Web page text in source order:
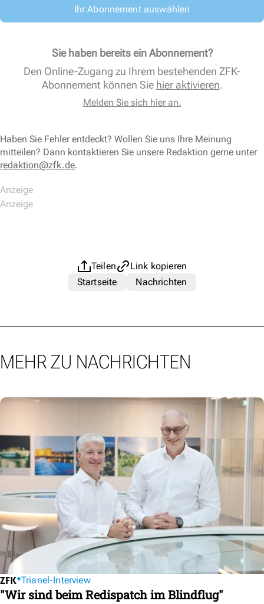
Ihr Abonnement auswählen
Sie haben bereits ein Abonnement?
Den Online-Zugang zu Ihrem bestehenden ZFK-
Abonnement können Sie hier aktivieren.
Melden Sie sich hier an.
Haben Sie Fehler entdeckt? Wollen Sie uns Ihre Meinung
mitteilen? Dann kontaktieren Sie unsere Redaktion gerne unter
redaktion@zfk.de.
Teilen
Link kopieren
Startseite
Nachrichten
MEHR ZU NACHRICHTEN
Trianel-Interview
"Wir sind beim Redispatch im Blindflug"